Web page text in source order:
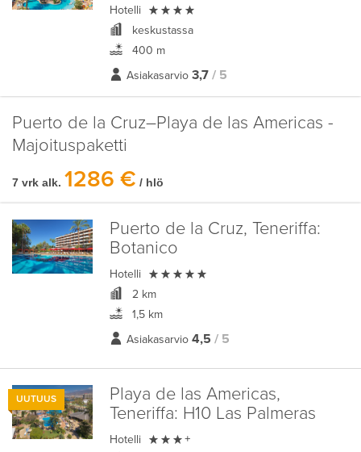
Hotelli 
keskustassa
400 m
Asiakasarvio 3,7 / 5
Puerto de la Cruz–Playa de las Americas -
Majoituspaketti
7 vrk alk. 1286 € / hlö
Puerto de la Cruz, Teneriffa:
Botanico
Hotelli 
2 km
1,5 km
Asiakasarvio 4,5 / 5
UUTUUS
Playa de las Americas,
Teneriffa: H10 Las Palmeras
Hotelli  +